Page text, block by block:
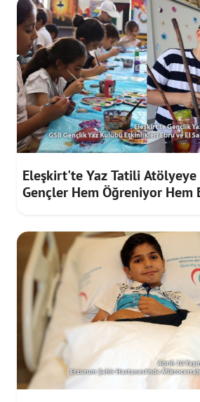
Eleşkirt'te Yaz Tatili
Gençler Hem Öğreniyor Hem